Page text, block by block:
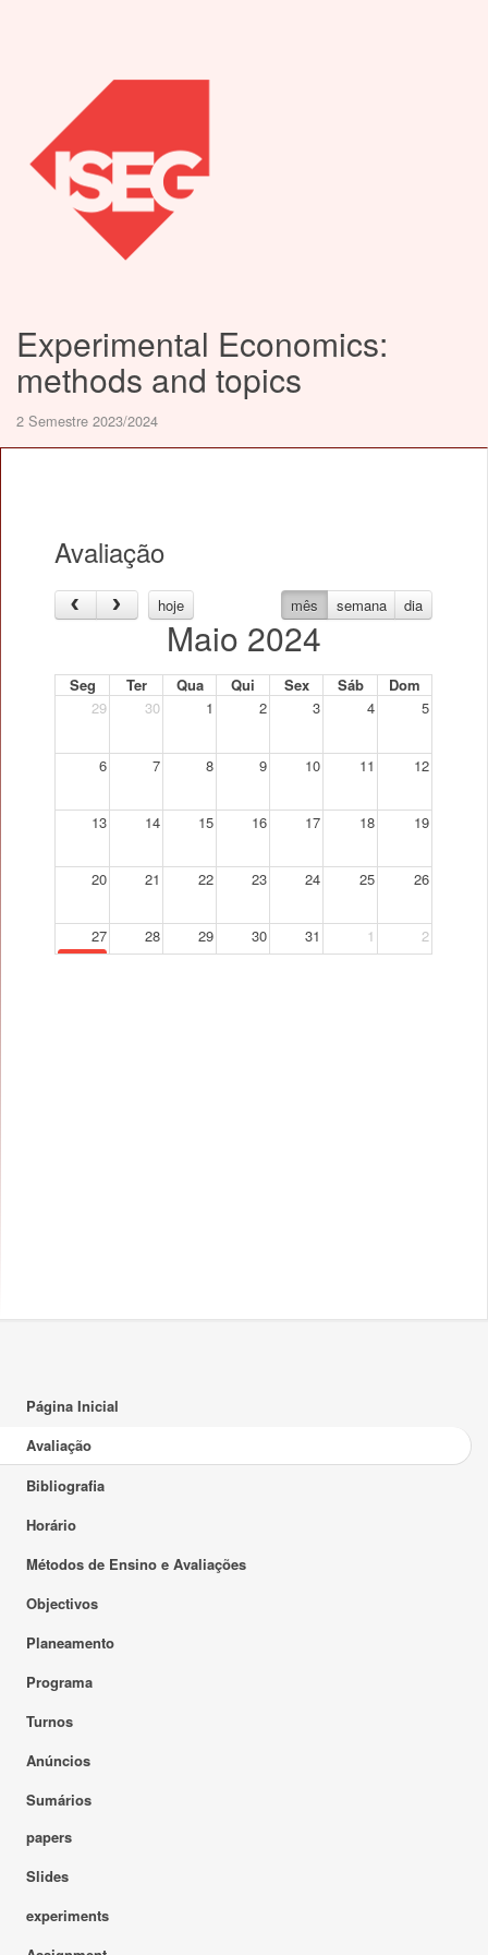
Experimental Economics:
methods and topics
2 Semestre 2023/2024
Avaliação
hoje mês semana dia
Maio 2024
Seg Ter Qua Qui Sex Sáb
Dom
29
30 1 2 3 4 5
6 7 8 9 10 11 12
13 14 15 16 17 18 19
20 21 22 23 24 25 26
27 28 29 30 31 1 2
18:00 Experimental Economics: methods and topics - Época Normal
Página Inicial
Avaliação
Bibliografia
Horário
Métodos de Ensino e Avaliações
Objectivos
Planeamento
Programa
Turnos
Anúncios
Sumários
papers
Slides
experiments